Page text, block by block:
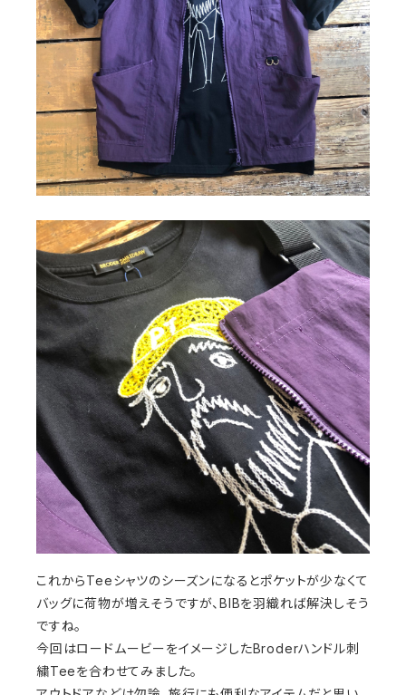
これからTeeシャツのシーズンになるとポケットが少なくて
バッグに荷物が増えそうですが、BIBを羽織れば解決しそう
ですね。
今回はロードムービーをイメージしたBroderハンドル刺
繍Teeを合わせてみました。